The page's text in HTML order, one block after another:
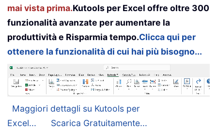
mai vista prima.Kutools per Excel offre oltre 300
funzionalità avanzate per aumentare la
produttività e Risparmia tempo.Clicca qui per
ottenere la funzionalità di cui hai più bisogno...
Maggiori dettagli su Kutools per
Excel...
Scarica Gratuitamente...